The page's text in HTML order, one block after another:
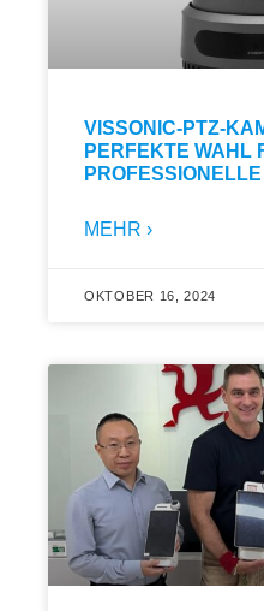
VISSONIC-PTZ-
PERFEKTE WAHL
MEHR ›
OKTOBER 16, 2024